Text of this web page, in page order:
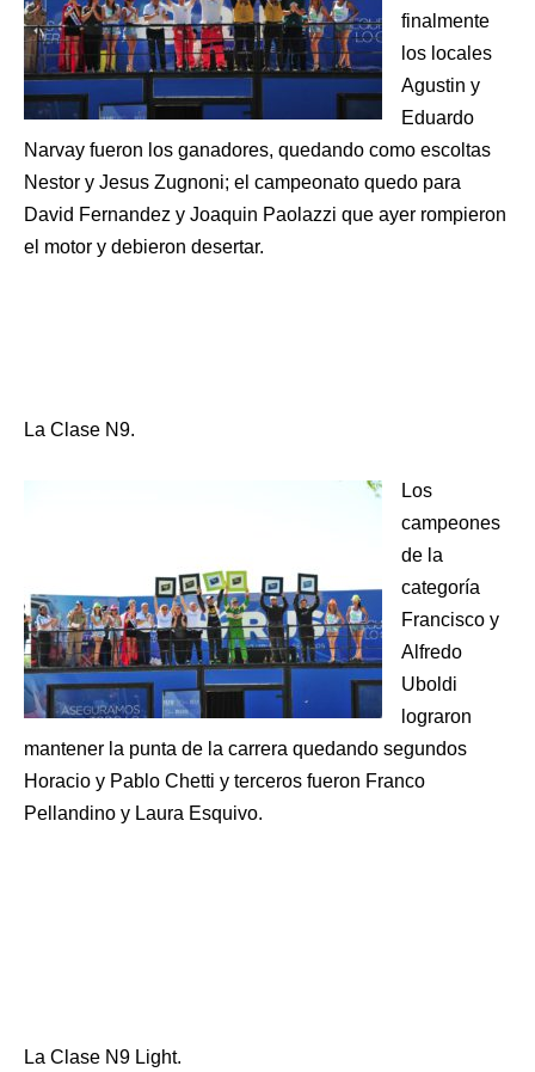
finalmente
los locales
Agustin y
Eduardo
Narvay fueron los ganadores, quedando como escoltas
Nestor y Jesus Zugnoni; el campeonato quedo para
David Fernandez y Joaquin Paolazzi que ayer rompieron
el motor y debieron desertar.
La Clase N9.
Los
campeones
de la
categoría
Francisco y
Alfredo
Uboldi
lograron
mantener la punta de la carrera quedando segundos
Horacio y Pablo Chetti y terceros fueron Franco
Pellandino y Laura Esquivo.
La Clase N9 Light.